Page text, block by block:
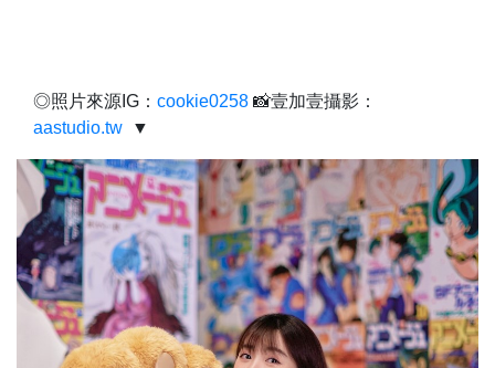
◎照片來源IG： cookie0258 📸壹加壹攝影：
aastudio.tw ▼